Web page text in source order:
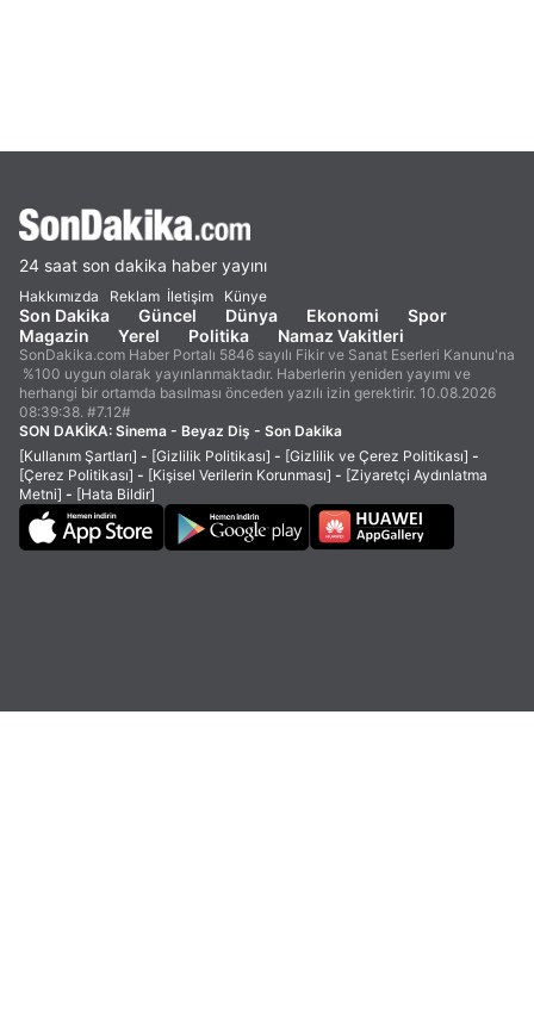
24 saat son dakika haber yayını
Hakkımızda Reklam İletişim Künye
Son Dakika Güncel Dünya Ekonomi
Spor
Magazin
Yerel Politika Namaz Vakitleri
SonDakika.com Haber Portalı 5846 sayılı Fikir ve Sanat Eserleri Kanunu'na
%100 uygun olarak yayınlanmaktadır. Haberlerin yeniden yayımı ve
herhangi bir ortamda basılması önceden yazılı izin gerektirir. 10.08.2026
08:39:38. #7.12#
SON DAKİKA: Sinema - Beyaz Diş - Son Dakika
[Kullanım Şartları] - [Gizlilik Politikası] - [Gizlilik ve Çerez Politikası] -
[Çerez Politikası] - [Kişisel Verilerin Korunması] - [Ziyaretçi Aydınlatma
Metni] - [Hata Bildir]